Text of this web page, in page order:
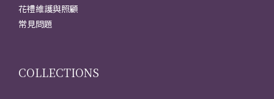
花禮維護與照顧
常見問題
COLLECTIONS